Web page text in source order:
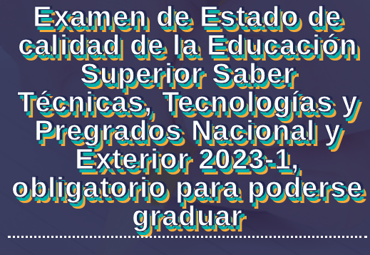
Examen de Estado de
calidad de la Educación
Superior Saber
Técnicas, Tecnologías y
Pregrados Nacional y
Exterior 2023-1,
obligatorio para poderse
graduar